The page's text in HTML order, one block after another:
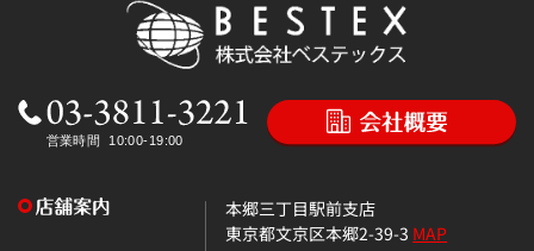
本郷三丁目駅前支店
東京都文京区本郷2-39-3 MAP